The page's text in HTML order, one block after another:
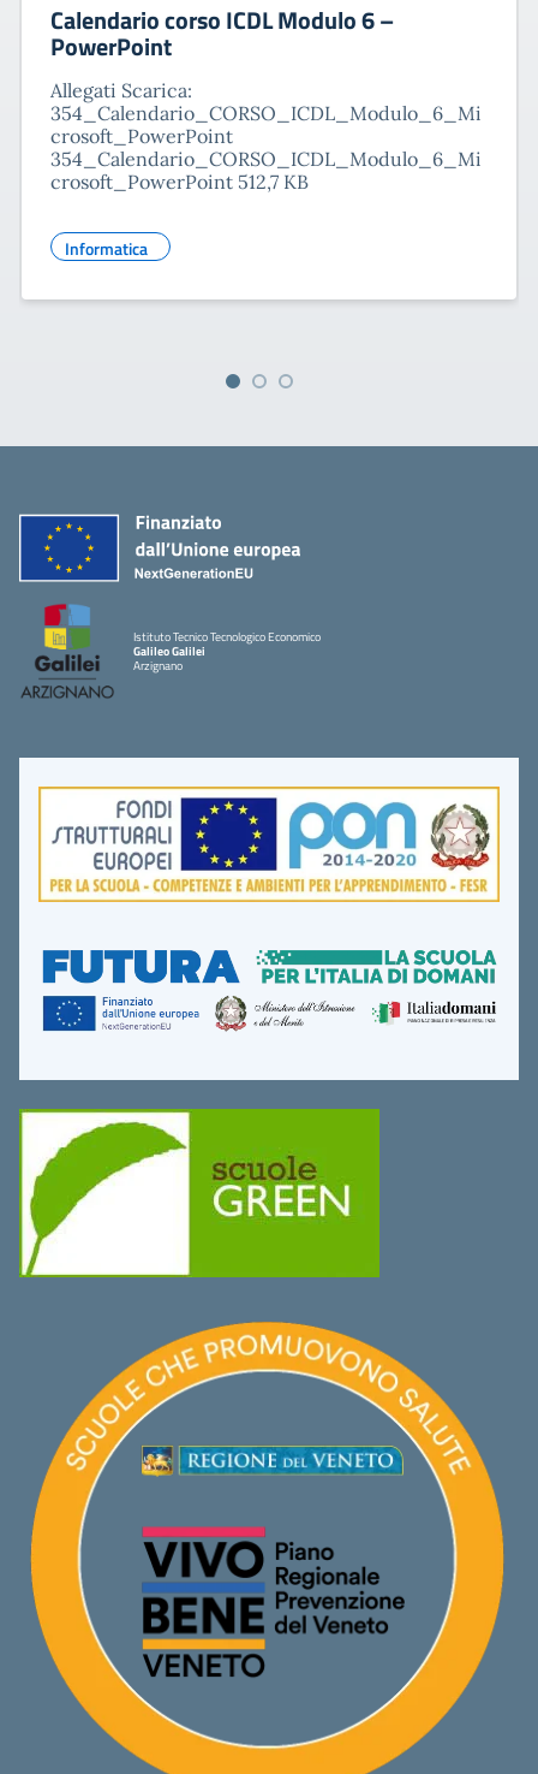
Calendario corso ICDL Modulo 6 –
PowerPoint
Allegati Scarica:
354_Calendario_CORSO_ICDL_Modulo_6_Mi
crosoft_PowerPoint
354_Calendario_CORSO_ICDL_Modulo_6_Mi
crosoft_PowerPoint 512,7 KB
Informatica
Istituto Tecnico Tecnologico Economico
Galileo Galilei
Arzignano